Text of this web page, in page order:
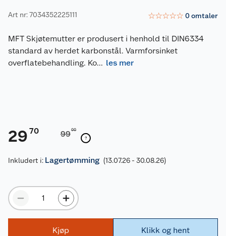
Art nr: 7034352225111 ☆☆☆☆☆ 0omtaler
MFT Skjøtemutter er produsert i henhold til DIN6334
standard av herdet karbonstål. Varmforsinket
overflatebehandling. Ko... les mer
29 70 9900
Inkludert i: Lagertømming (13.07.26 - 30.08.26)
Kjøp Klikk og hent